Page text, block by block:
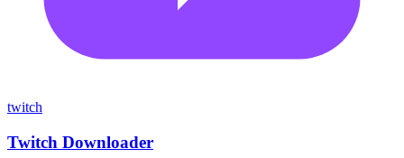
twitch
Twitch Downloader